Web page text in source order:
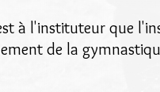
à l'instituteur que
de la